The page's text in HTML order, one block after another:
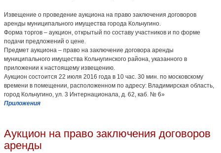
Извещение о проведение аукциона на право заключения договоров
аренды муниципального имущества города Кольчугино.
Форма торгов – аукцион, открытый по составу участников и по форме
подачи предложений о цене.
Предмет аукциона – право на заключение договора аренды
муниципального имущества Кольчугинского района, указанного в
приложении к настоящему извещению.
Аукцион состоится 22 июля 2016 года в 10 час. 30 мин. по московскому
времени в помещении, расположенном по адресу: Владимирская область,
город Кольчугино, ул. 3 Интернационала, д. 62, каб. № 6»
Приложения
Аукцион на право заключения договоров
аренды